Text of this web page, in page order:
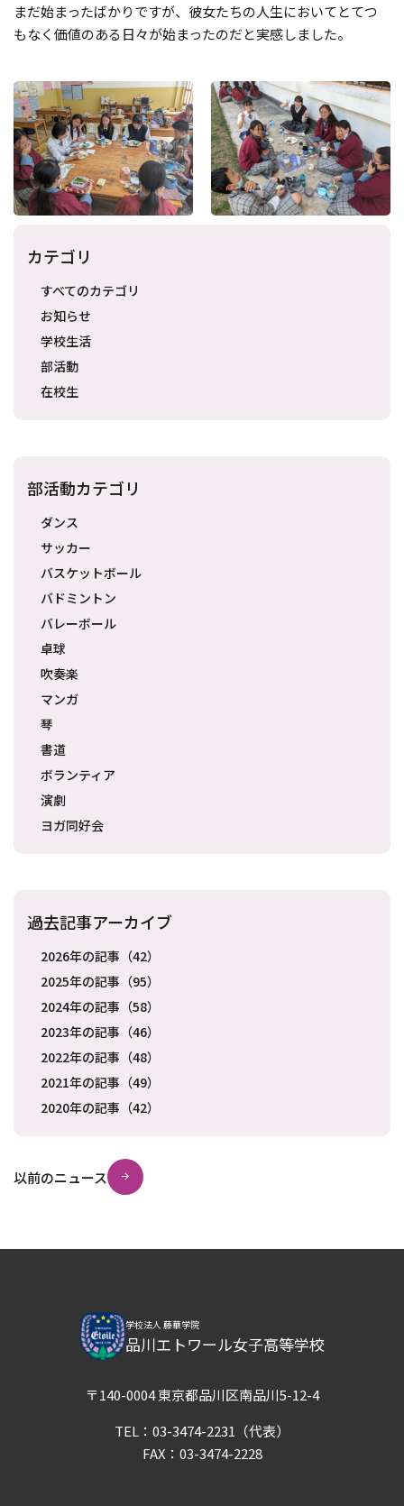
まだ始まったばかりですが、彼女たちの人生においてとてつ
もなく価値のある日々が始まったのだと実感しました。
カテゴリ
すべてのカテゴリ
お知らせ
学校生活
部活動
在校生
部活動カテゴリ
ダンス
サッカー
バスケットボール
バドミントン
バレーボール
卓球
吹奏楽
マンガ
琴
書道
ボランティア
演劇
ヨガ同好会
過去記事アーカイブ
2026年の記事（42）
2025年の記事（95）
2024年の記事（58）
2023年の記事（46）
2022年の記事（48）
2021年の記事（49）
2020年の記事（42）
以前のニュース
学校法人 藤華学院
品川エトワール女子高等学校
〒140-0004 東京都品川区南品川5-12-4
TEL： 03-3474-2231 （代表）
FAX：03-3474-2228